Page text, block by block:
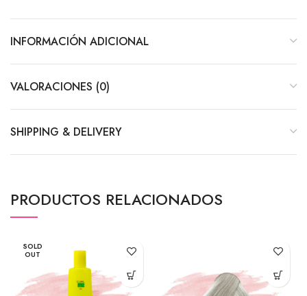
INFORMACIÓN ADICIONAL
VALORACIONES (0)
SHIPPING & DELIVERY
PRODUCTOS RELACIONADOS
SOLD
OUT